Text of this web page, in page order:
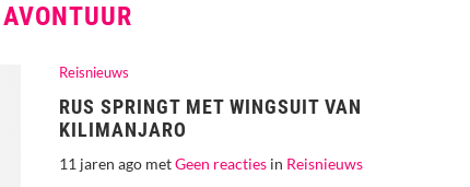
AVONTUUR
Reisnieuws
RUS SPRINGT MET WINGSUIT VAN
KILIMANJARO
11 jaren ago metGeen reacties in Reisnieuws